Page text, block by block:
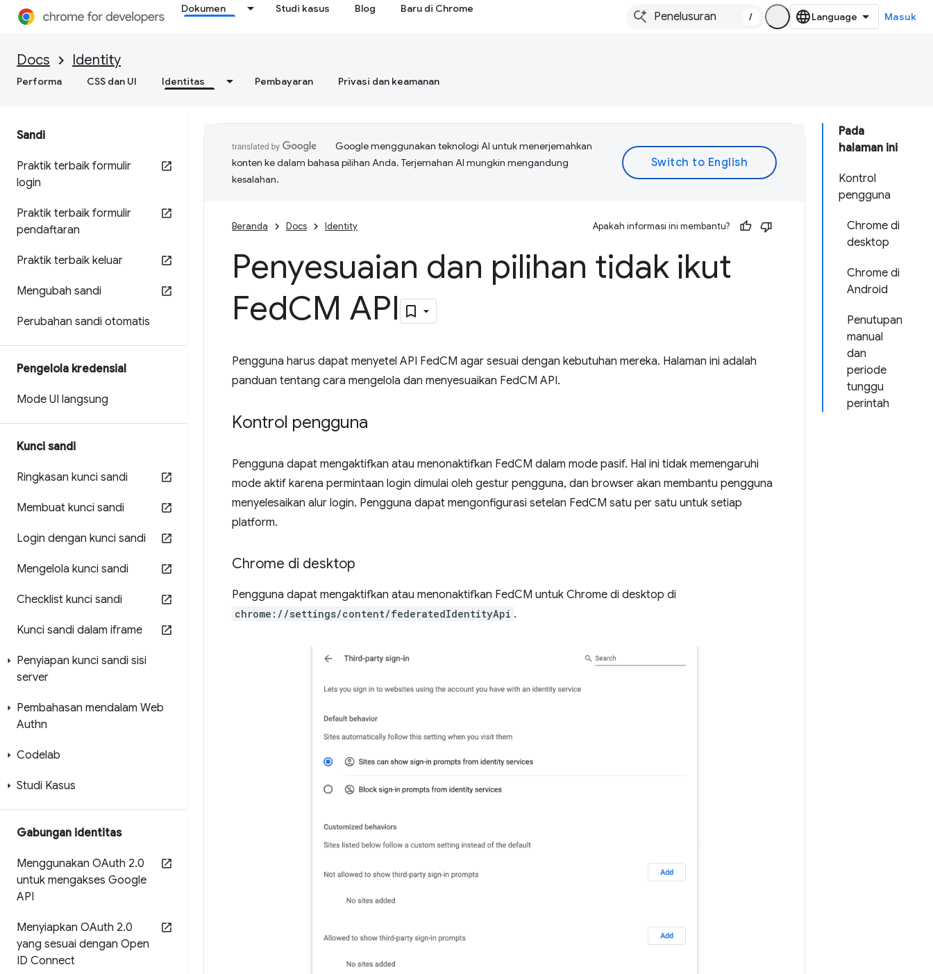
Dokumen Studi kasus Blog Baru di Chrome
/ Masuk
Docs Identity
Performa CSS dan UI Identitas Pembayaran Privasi dan keamanan
Sandi
Praktik terbaik formulir
login
Praktik terbaik formulir
pendaftaran
Praktik terbaik keluar
Mengubah sandi
Perubahan sandi otomatis
Pengelola kredensial
Mode UI langsung
Kunci sandi
Ringkasan kunci sandi
Membuat kunci sandi
Login dengan kunci sandi
Mengelola kunci sandi
Checklist kunci sandi
Kunci sandi dalam iframe
Penyiapan kunci sandi sisi
server
Pembahasan mendalam Web
Authn
Codelab
Studi Kasus
Gabungan identitas
Menggunakan OAuth 2.0
untuk mengakses Google
API
Menyiapkan OAuth 2.0
yang sesuai dengan Open
ID Connect
Pada
halaman ini
Kontrol
pengguna
Chrome di
desktop
Chrome di
Android
Penutupan
manual
dan
periode
tunggu
perintah
Google menggunakan teknologi AI untuk menerjemahkan
konten ke dalam bahasa pilihan Anda. Terjemahan AI mungkin mengandung
kesalahan.
Beranda Docs Identity Apakah informasi ini membantu?
Penyesuaian dan pilihan tidak ikut
FedCM API
Pengguna harus dapat menyetel API FedCM agar sesuai dengan kebutuhan mereka. Halaman ini adalah
panduan tentang cara mengelola dan menyesuaikan FedCM API.
Kontrol pengguna
Pengguna dapat mengaktifkan atau menonaktifkan FedCM dalam mode pasif. Hal ini tidak memengaruhi
mode aktif karena permintaan login dimulai oleh gestur pengguna, dan browser akan membantu pengguna
menyelesaikan alur login. Pengguna dapat mengonfigurasi setelan FedCM satu per satu untuk setiap
platform.
Chrome di desktop
Pengguna dapat mengaktifkan atau menonaktifkan FedCM untuk Chrome di desktop di
chrome://settings/content/federatedIdentityApi .